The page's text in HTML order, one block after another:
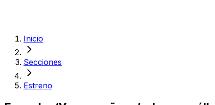
Inicio
Secciones
Estreno